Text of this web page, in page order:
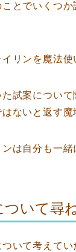
とでいくつ
リンを魔法使
試案につい
ないと返す魔
は自分も一
ついて尋
いて考えて